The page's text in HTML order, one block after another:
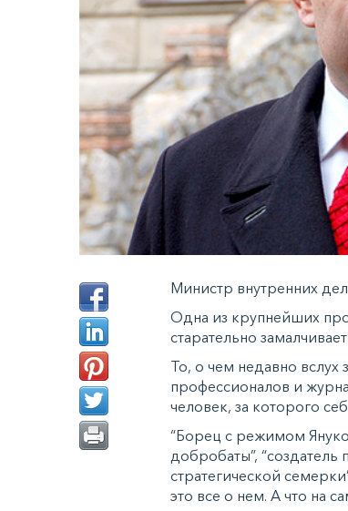
Министр внутренних
Одна из крупнейших
старательно
То, о чем недавно
профессионалов и
человек, за которого
“Борец с режимом
добробаты”,
стратегической
это все о нем. А что на